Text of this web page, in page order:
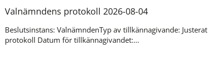
Valnämndens protokoll 2026-08-04
Beslutsinstans: ValnämndenTyp av tillkännagivande: Justerat
protokoll Datum för tillkännagivandet:...